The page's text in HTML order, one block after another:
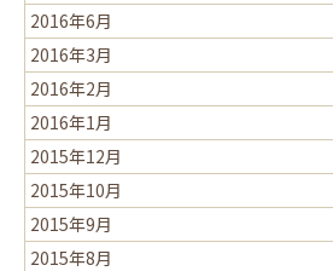
2016年6月
2016年3月
2016年2月
2016年1月
2015年12月
2015年10月
2015年9月
2015年8月